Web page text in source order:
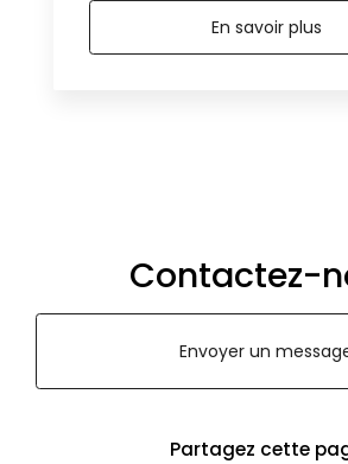
En savoir plus
Contactez-
Envoyer un
Partagez cette